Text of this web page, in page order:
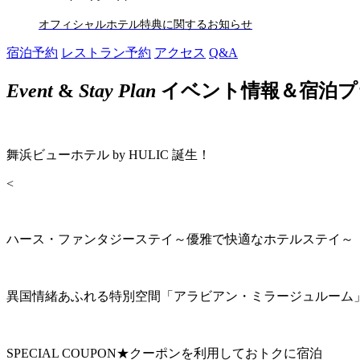
オフィシャルホテル特典に関するお知らせ
宿泊予約 レストラン予約 アクセス Q&A
Event& Stay Plan イベント情報＆宿泊
舞浜ビューホテル by HULIC 誕生！
<
ハース・ファンタジーステイ～優雅で快適なホテルステイ～
異国情緒あふれる特別空間「アラビアン・ミラージュルーム
SPECIAL COUPON★クーポンを利用しておトクに宿泊